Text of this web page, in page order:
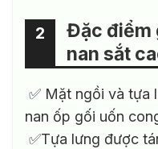
Đặc điểm
nan sắt
2
✅ Mặt ngồi và tựa
nan ốp gối uốn
✅Tựa lưng được